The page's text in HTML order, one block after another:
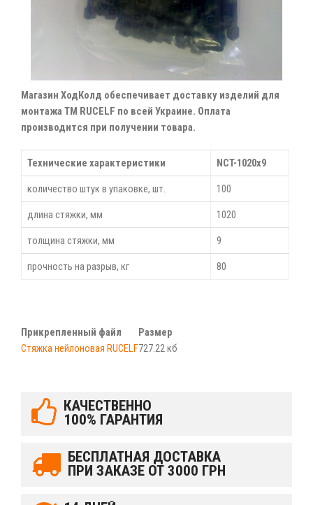
Магазин ХодКолд обеспечивает доставку изделий для
монтажа ТМ RUCELF по всей Украине. Оплата
производится при получении товара.
Технические характеристики NCT-1020x9
количество штук в упаковке, шт. 100
длина стяжки, мм 1020
толщина стяжки, мм 9
прочность на разрыв, кг 80
Прикрепленный файл
Размер
Стяжка нейлоновая RUCELF727.22 кб
КАЧЕСТВЕННО
100% ГАРАНТИЯ
БЕСПЛАТНАЯ ДОСТАВКА
ПРИ ЗАКАЗЕ ОТ 3000 ГРН